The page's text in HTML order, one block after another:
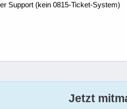
Support (kein 0815-Ticket-System)
Jetzt